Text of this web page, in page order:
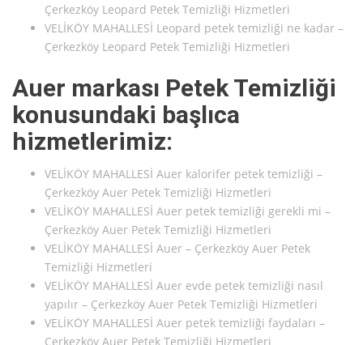
Çerkezköy Leopard Petek Temizliği Hizmetleri
VELİKÖY MAHALLESİ Leopard petek temizliği ne kadar –
Çerkezköy Leopard Petek Temizliği Hizmetleri
Auer markası Petek Temizliği
konusundaki başlıca
hizmetlerimiz:
VELİKÖY MAHALLESİ Auer kalorifer petek temizliği –
Çerkezköy Auer Petek Temizliği Hizmetleri
VELİKÖY MAHALLESİ Auer petek temizliği gerekli mi –
Çerkezköy Auer Petek Temizliği Hizmetleri
VELİKÖY MAHALLESİ Auer – Çerkezköy Auer Petek
Temizliği Hizmetleri
VELİKÖY MAHALLESİ Auer evde petek temizliği nasıl
yapılır – Çerkezköy Auer Petek Temizliği Hizmetleri
VELİKÖY MAHALLESİ Auer petek temizliği faydaları –
Çerkezköy Auer Petek Temizliği Hizmetleri